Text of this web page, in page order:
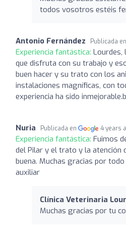
todos vosotros estéis
Antonio Fernández Publicada en
Experiencia fantástica: Lourdes,
que disfruta con su trabajo y
buen hacer y su trato con los
instalaciones magníficas, con
experiencia ha sido
Nuria Publicada en 4 years
Experiencia fantástica: Fuimos
del Pilar y el trato y la atención
buena. Muchas gracias por
auxiliar
Clínica Veterinaria
Muchas gracias por tu